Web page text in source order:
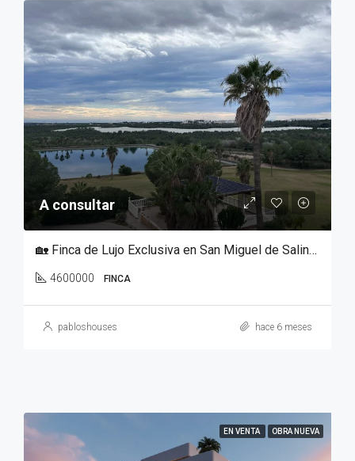
A consultar
🏡 Finca de Lujo Exclusiva en San Miguel de Salinas — Precio a Consultar
4600000 FINCA
pabloshouses hace 6 meses
EN VENTA OBRA NUEVA